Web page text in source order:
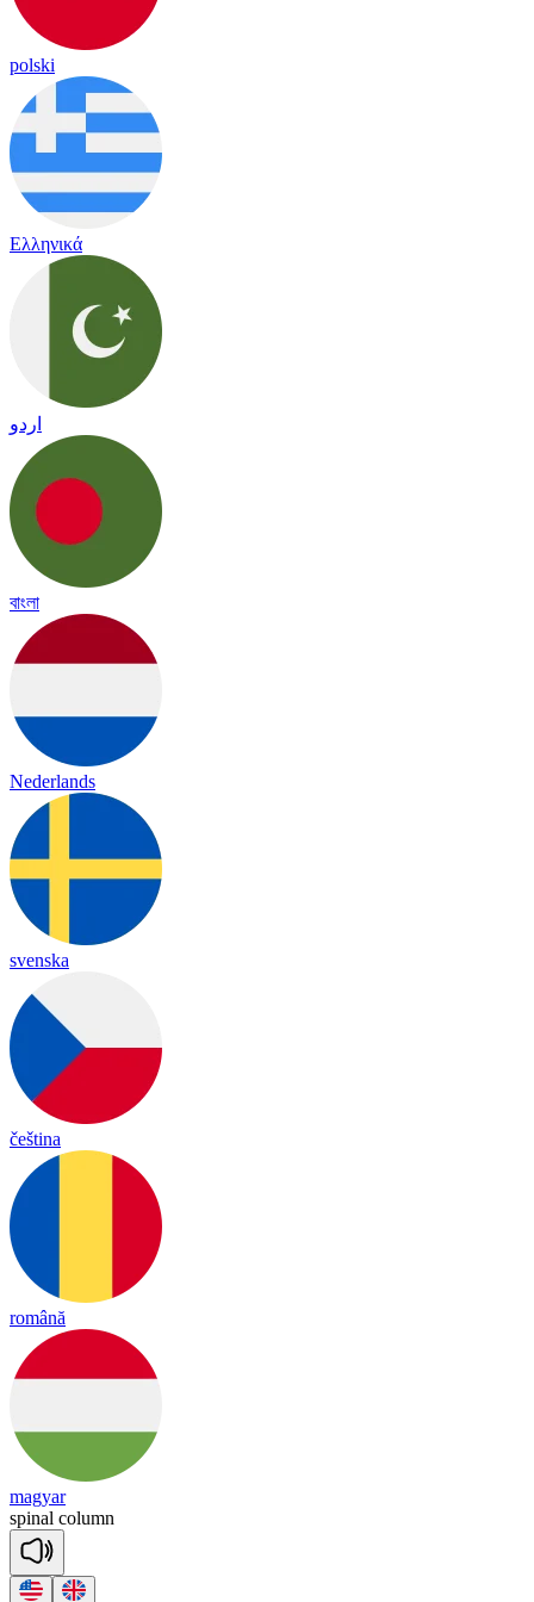
polski
Ελληνικά
اردو
বাংলা
Nederlands
svenska
čeština
română
magyar
spinal column